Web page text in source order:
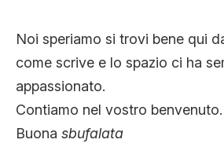
Noi speriamo si trovi bene qui
come scrive e lo spazio ci ha
appassionato.
Contiamo nel vostro benvenuto.
Buona sbufalata